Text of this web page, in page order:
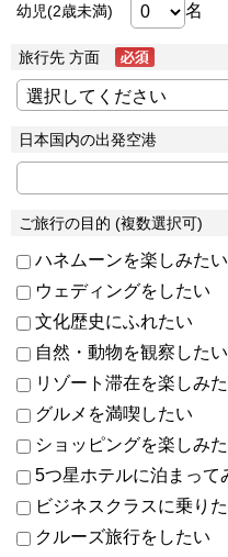
幼児(2歳未満) 名
旅行先 方面
日本国内の出発空港
ご旅行の目的 (複数選択可)
ハネムーンを楽しみたい
ウェディングをしたい
文化歴史にふれたい
自然・動物を観察したい
リゾート滞在を楽しみ
グルメを満喫したい
ショッピングを楽しみ
5つ星ホテルに泊まって
ビジネスクラスに乗り
クルーズ旅行をしたい